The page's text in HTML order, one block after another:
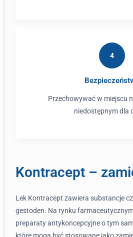
4
Przechowywać w miejscu
niedostępnym dla
Kontracept –
Lek Kontracept zawiera substancje
gestoden. Na rynku
preparaty antykoncepcyjne o tym